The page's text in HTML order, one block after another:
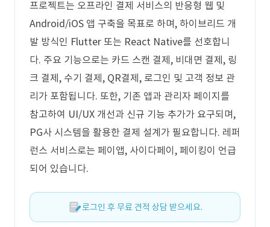
프로젝트는 오프라인 결제 서비스의 반응형 웹 및
Android/iOS 앱 구축을 목표로 하며, 하이브리드 개
발 방식인 Flutter 또는 React Native를 선호합니
다. 주요 기능으로는 카드 스캔 결제, 비대면 결제, 링
크 결제, 수기 결제, QR결제, 로그인 및 고객 정보 관
리가 포함됩니다. 또한, 기존 앱과 관리자 페이지를
참고하여 UI/UX 개선과 신규 기능 추가가 요구되며,
PG사 시스템을 활용한 결제 설계가 필요합니다. 레퍼
런스 서비스로는 페이앱, 사이다페이, 페이킹이 언급
되어 있습니다.
로그인 후 무료 견적 상담 받으세요.